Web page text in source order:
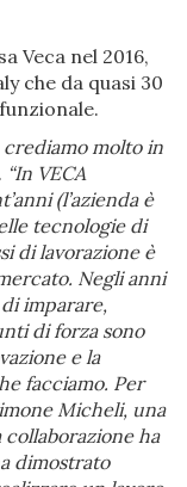
Veca nel 2016,
che da quasi 30
crediamo molto in
“In VECA
(l’azienda è
tecnologie di
di lavorazione è
Negli anni
imparare,
di forza sono
e la
facciamo. Per
Micheli, una
ha
dimostrato